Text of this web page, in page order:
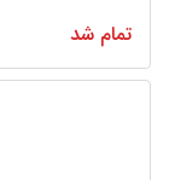
تمام شد